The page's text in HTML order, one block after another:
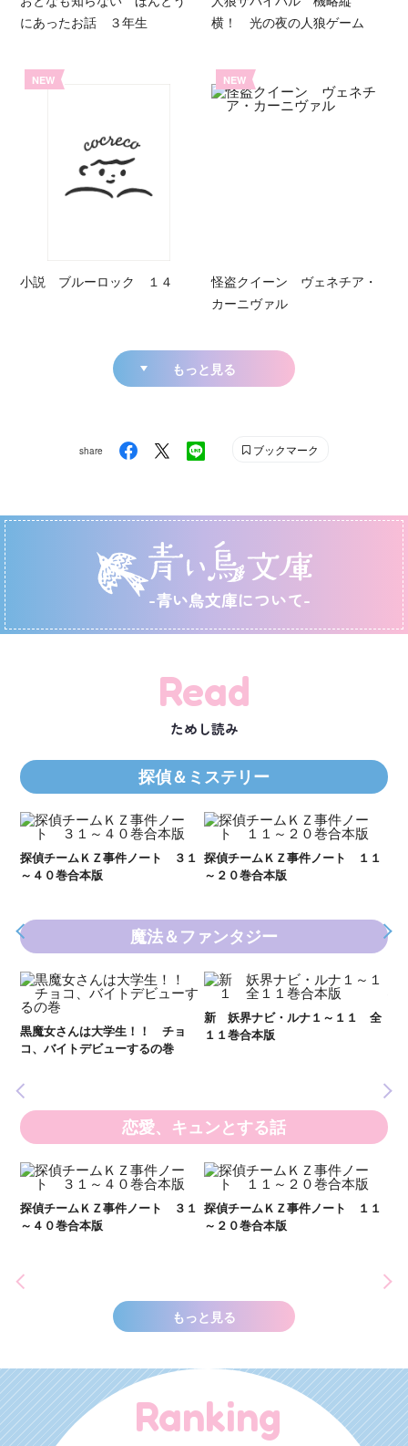
にあったお話 ３年生
横！ 光の夜の人狼ゲーム
NEW
小説 ブルーロック １４
NEW
怪盗クイーン ヴェネチア・
カーニヴァル
もっと見る
share ブックマーク
-青い鳥文庫について-
Read
ためし読み
探偵＆ミステリー
探偵チームＫＺ事件ノート ３１
～４０巻合本版
探偵チームＫＺ事件ノート １１
～２０巻合本版
魔法＆ファンタジー
黒魔女さんは大学生！！ チョ
コ、バイトデビューするの巻
新 妖界ナビ・ルナ１～１１ 全
１１巻合本版
恋愛、キュンとする話
探偵チームＫＺ事件ノート ３１
～４０巻合本版
探偵チームＫＺ事件ノート １１
～２０巻合本版
もっと見る
Ranking